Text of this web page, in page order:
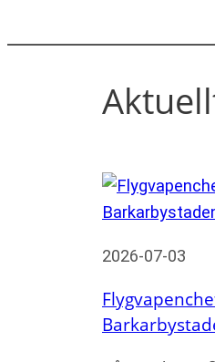
2026-07-03